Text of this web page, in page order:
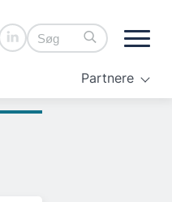
Partnere